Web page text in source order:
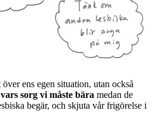
ens egen situation, utan också
sorg vi måste bära medan de
begär, och skjuta vår frigörelse i